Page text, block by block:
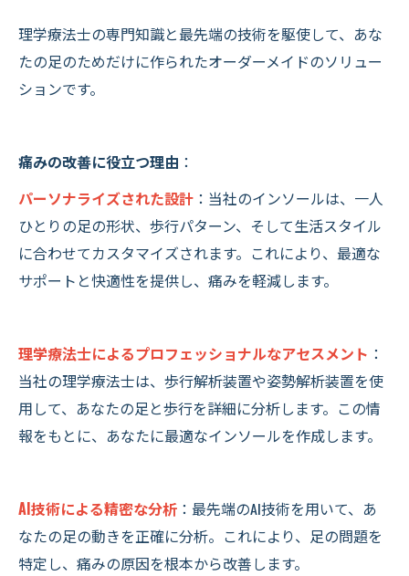
理学療法士の専門知識と最先端の技術を駆使して、あな
たの足のためだけに作られたオーダーメイドのソリュー
ションです。
痛みの改善に役立つ理由 ：
パーソナライズされた設計 ：当社のインソールは、一人
ひとりの足の形状、歩行パターン、そして生活スタイル
に合わせてカスタマイズされます。これにより、最適な
サポートと快適性を提供し、痛みを軽減します。
理学療法士によるプロフェッショナルなアセスメント ：
当社の理学療法士は、歩行解析装置や姿勢解析装置を使
用して、あなたの足と歩行を詳細に分析します。この情
報をもとに、あなたに最適なインソールを作成します。
AI技術による精密な分析 ：最先端のAI技術を用いて、あ
なたの足の動きを正確に分析。これにより、足の問題を
特定し、痛みの原因を根本から改善します。